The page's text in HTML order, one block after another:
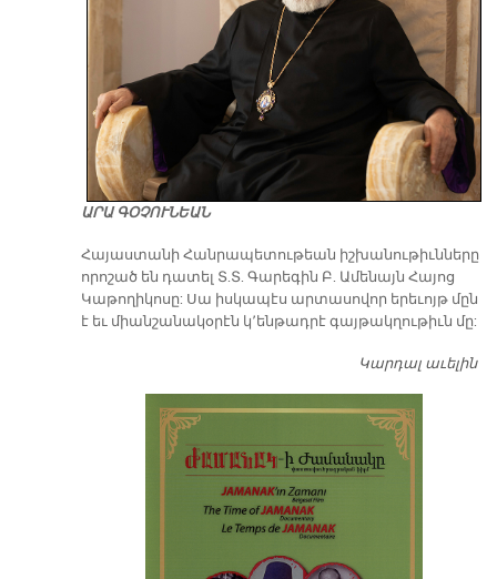
ԱՐԱ ԳՕՉՈՒՆԵԱՆ
​Հայաստանի Հանրապետութեան իշխանութիւնները
որոշած են դատել Տ.Տ. Գարեգին Բ. Ամենայն Հայոց
Կաթողիկոսը: Սա իսկապէս արտասովոր երեւոյթ մըն
է եւ միանշանակօրէն կ՚ենթադրէ գայթակղութիւն մը:
Կարդալ աւելին